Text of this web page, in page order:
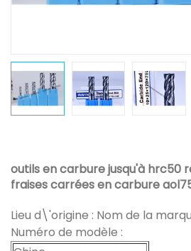
outils en carbure jusqu'à hrc50
fraises carrées en carbure
Lieu d\'origine : Nom de la
Numéro de modèle :